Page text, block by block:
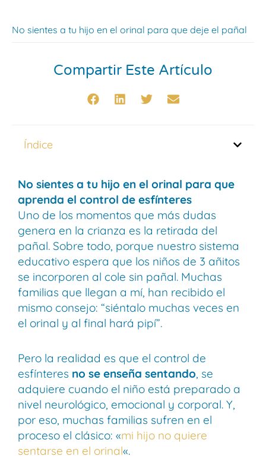
No sientes a tu hijo en el orinal para que deje el pañal
Compartir Este Artículo
Índice
No sientes a tu hijo en el orinal para que
aprenda el control de esfínteres
Uno de los momentos que más dudas
genera en la crianza es la retirada del
pañal. Sobre todo, porque nuestro sistema
educativo espera que los niños de 3 añitos
se incorporen al cole sin pañal. Muchas
familias que llegan a mí, han recibido el
mismo consejo: “siéntalo muchas veces en
el orinal y al final hará pipí”.
Pero la realidad es que el control de
esfínteres no se enseña sentando, se
adquiere cuando el niño está preparado a
nivel neurológico, emocional y corporal. Y,
por eso, muchas familias sufren en el
proceso el clásico: «mi hijo no quiere
sentarse en el orinal«.